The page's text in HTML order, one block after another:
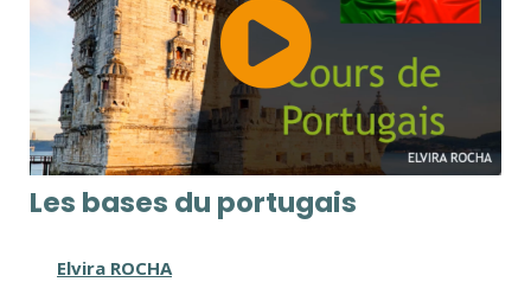
Les bases du portugais
Elvira ROCHA